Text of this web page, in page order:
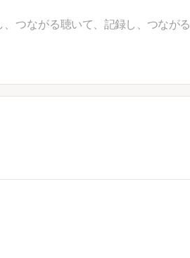
、つながる聴いて、記録し、つながる